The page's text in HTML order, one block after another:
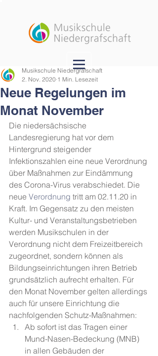
Neue Regelungen im
Monat November
Musikschule Niedergrafschaft
2. Nov. 2020 1 Min. Lesezeit
Die niedersächsische
Landesregierung hat vor dem
Hintergrund steigender
Infektionszahlen eine neue Verordnung
über Maßnahmen zur Eindämmung
des Corona-Virus verabschiedet. Die
neue Verordnung tritt am 02.11.20 in
Kraft. Im Gegensatz zu den meisten
Kultur- und Veranstaltungsbetrieben
werden Musikschulen in der
Verordnung nicht dem Freizeitbereich
zugeordnet, sondern können als
Bildungseinrichtungen ihren Betrieb
grundsätzlich aufrecht erhalten. Für
den Monat November gelten allerdings
auch für unsere Einrichtung die
nachfolgenden Schutz-Maßnahmen:
Ab sofort ist das Tragen einer
Mund-Nasen-Bedeckung (MNB)
in allen Gebäuden der